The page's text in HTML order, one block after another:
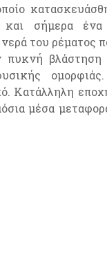
και σήμερα
του ρέματος
βλάστηση
Κατάλληλη
μέσα